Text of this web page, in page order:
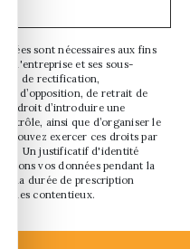
sont nécessaires aux fins
à l'entreprise et ses sous-
de rectification,
d’opposition, de retrait de
du droit d’introduire une
ainsi que d’organiser le
pouvez exercer ces droits par
Un justificatif d'identité
vos données pendant la
la durée de prescription
des contentieux.